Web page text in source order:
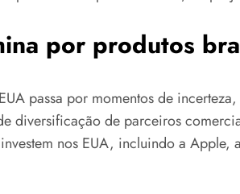
por produtos
passa por momentos de
diversificação de parceiros
nos EUA, incluindo a